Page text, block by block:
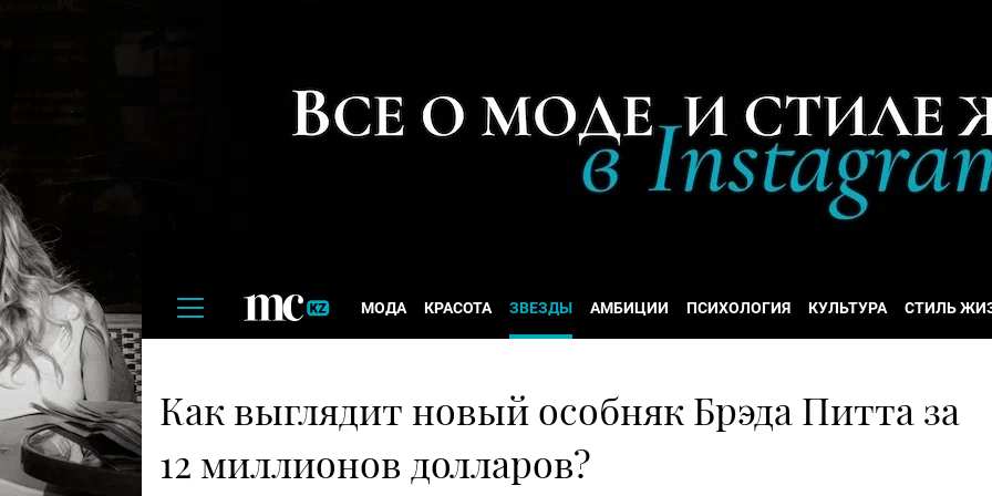
МОДА КРАСОТА ЗВЕЗДЫ АМБИЦИИ ПСИХОЛОГИЯ КУЛЬТУРА СТИЛЬ
Как выглядит новый особняк Брэда Питта за
12 миллионов долларов?